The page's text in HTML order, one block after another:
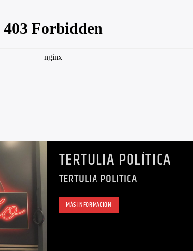
TERTULIA POLÍTICA
TERTULIA POLÍTICA
MÁS INFORMACIÓN